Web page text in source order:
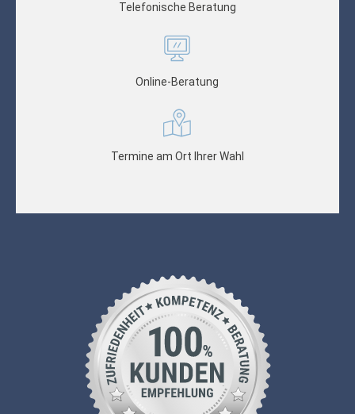
Telefonische Beratung
Online-Beratung
Termine am Ort Ihrer Wahl